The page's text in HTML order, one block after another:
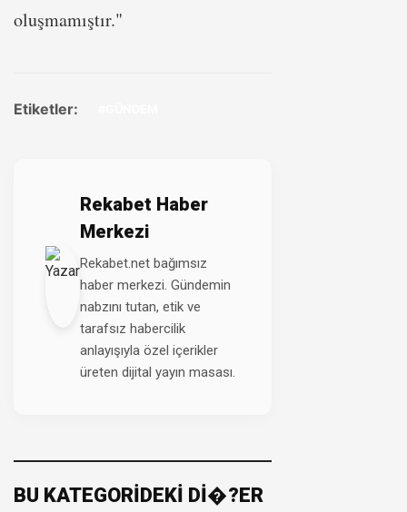
oluşmamıştır."
Etiketler:
Rekabet Haber
Merkezi
Rekabet.net bağımsız
haber merkezi. Gündemin
nabzını tutan, etik ve
tarafsız habercilik
anlayışıyla özel içerikler
üreten dijital yayın masası.
BU KATEGORİDEKİ Dİ�?ER